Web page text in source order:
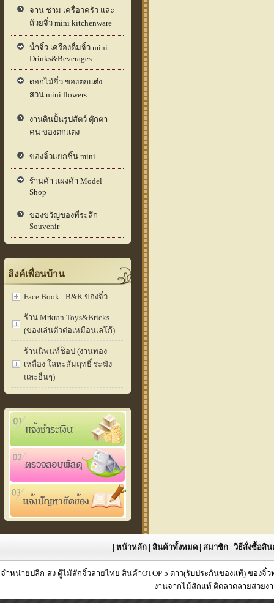
จาน ชาม เครื่อวครัว และ
ถ้วยจิ๋ว mini kitchenware
น้ำจิ๋ว เครื่องดื่มจิ๋ว mini
Drinks&Beverages
ดอกไม้จิ๋ว ของตกแต่ง
สวน mini flowers
งานดินปั้นรูปสัตว์ ตุ๊กตา
คน ของตกแต่ง
ของจิ๋วแยกชิ้น mini
ร้านค้า แผงค้า Model
Shop
ของขวัญของที่ระลึก
Souvenir
ลิงค์เพื่อนบ้าน
Face Book : B&K ของจิ๋ว
ร้าน Mrkran Toys&Bricks
(ของเล่นตัวต่อเหมือนเลโก้)
ร้านนิพนท์ช็อป (งานทอง
เหลือง โลหะสัมฤทธิ์ ระฆัง
และอื่นๆ)
|หน้าหลัก |สินค้าทั้งหมด |สมาชิก |วิธีสั่งซื้อสิ
จำหน่ายปลีก-ส่ง ตู้ไม้สักจิ๋วลายไทย สินค้าOTOP 5 ดาว(รับประกันของแท้) ของ
งานจากไม้สักแท้ ติดลวดลายสวยง